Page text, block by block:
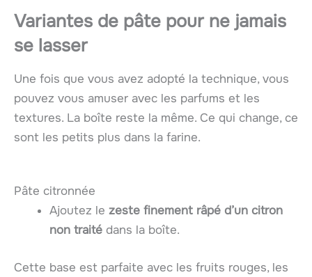
Variantes de pâte pour ne jamais
se lasser
Une fois que vous avez adopté la technique, vous
pouvez vous amuser avec les parfums et les
textures. La boîte reste la même. Ce qui change, ce
sont les petits plus dans la farine.
Pâte citronnée
Ajoutez le zeste finement râpé d’un citron
non traité dans la boîte.
Cette base est parfaite avec les fruits rouges, les